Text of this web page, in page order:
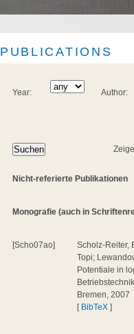
PUBLICATIONS
Year: Author:
Nicht-referierte Publikationen
Monografie (auch in
[Scho07ao]
Scholz-Reiter,
Topi;
Potentiale in
Bremen, 2007
[ BibTeX ]